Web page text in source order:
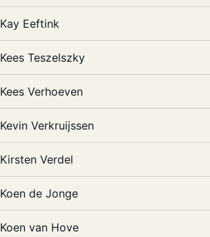
Kay Eeftink
Kees Teszelszky
Kees Verhoeven
Kevin Verkruijssen
Kirsten Verdel
Koen de Jonge
Koen van Hove